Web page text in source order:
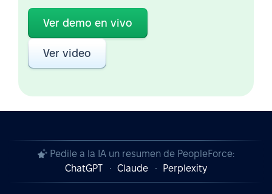
Ver demo en vivo
Ver video
Pedile a la IA un resumen de PeopleForce:
ChatGPT
Claude Perplexity